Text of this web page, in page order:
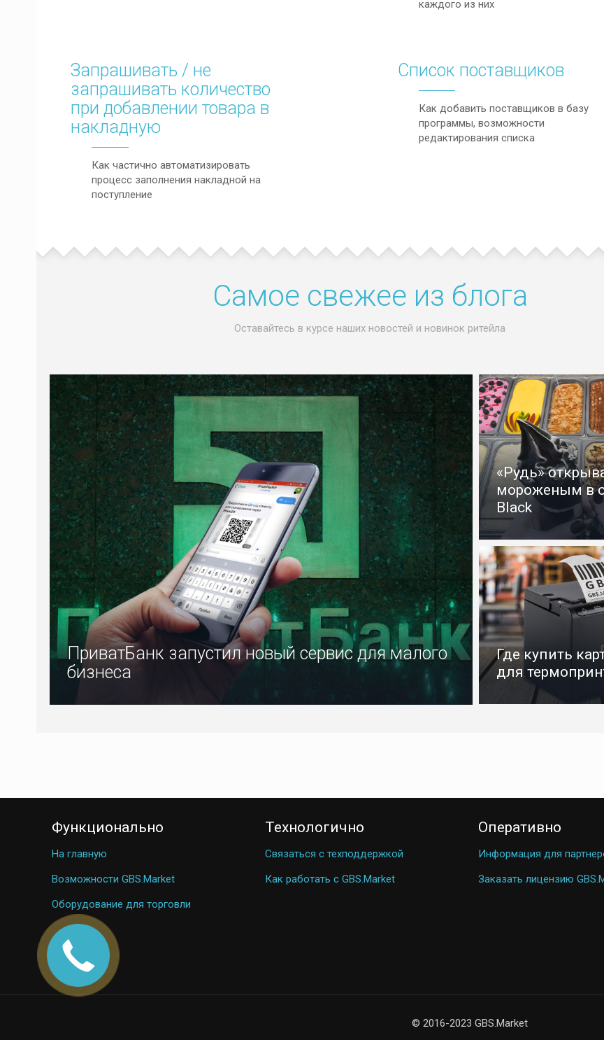
каждого из них
Запрашивать / не
запрашивать количество
при добавлении товара в
накладную
Как частично автоматизировать
процесс заполнения накладной на
поступление
Список поставщиков
Как добавить поставщиков в базу
программы, возможности
редактирования списка
Самое свежее из блога
Оставайтесь в курсе наших новостей и новинок ритейла
ПриватБанк запустил новый сервис для малого
бизнеса
«Рудь»
мороженым в
Black
Где купить
для
Функционально
На главную
Возможности GBS.Market
Оборудование для торговли
Технологично
Связаться с техподдержкой
Как работать с GBS.Market
Оперативно
Информация для
Заказать лицензию
© 2016-2023 GBS.Market